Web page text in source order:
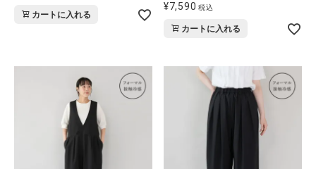
カートに入れる
¥7,590 税込
カートに入れる